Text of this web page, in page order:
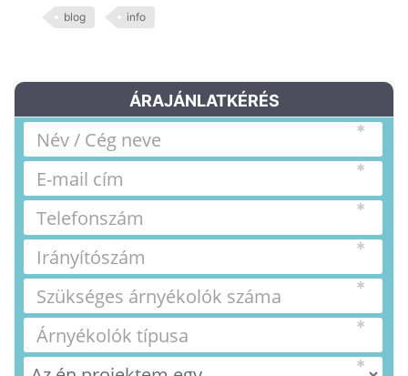
blog info
ÁRAJÁNLATKÉRÉS